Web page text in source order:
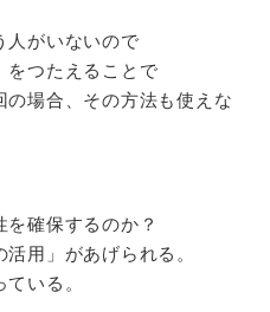
人がいないので
をつたえることで
場合、その方法も使えな
確保するのか？
用」があげられる。
いる。